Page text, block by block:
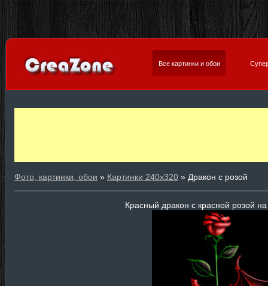
Все картинки и обои
Фото, картинки, обои » Картинки 240х320 » Дракон с розой
Красный дракон с красной розой